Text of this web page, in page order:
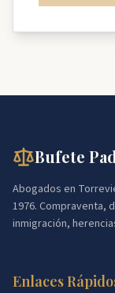
Bufete
Abogados en
1976. Compraventa,
inmigración,
Enlaces